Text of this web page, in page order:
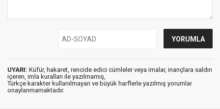
UYARI: Küfür, hakaret, rencide edici cümleler veya imalar, inançlara saldırı
içeren, imla kuralları ile yazılmamış,
Türkçe karakter kullanılmayan ve büyük harflerle yazılmış yorumlar
onaylanmamaktadır.